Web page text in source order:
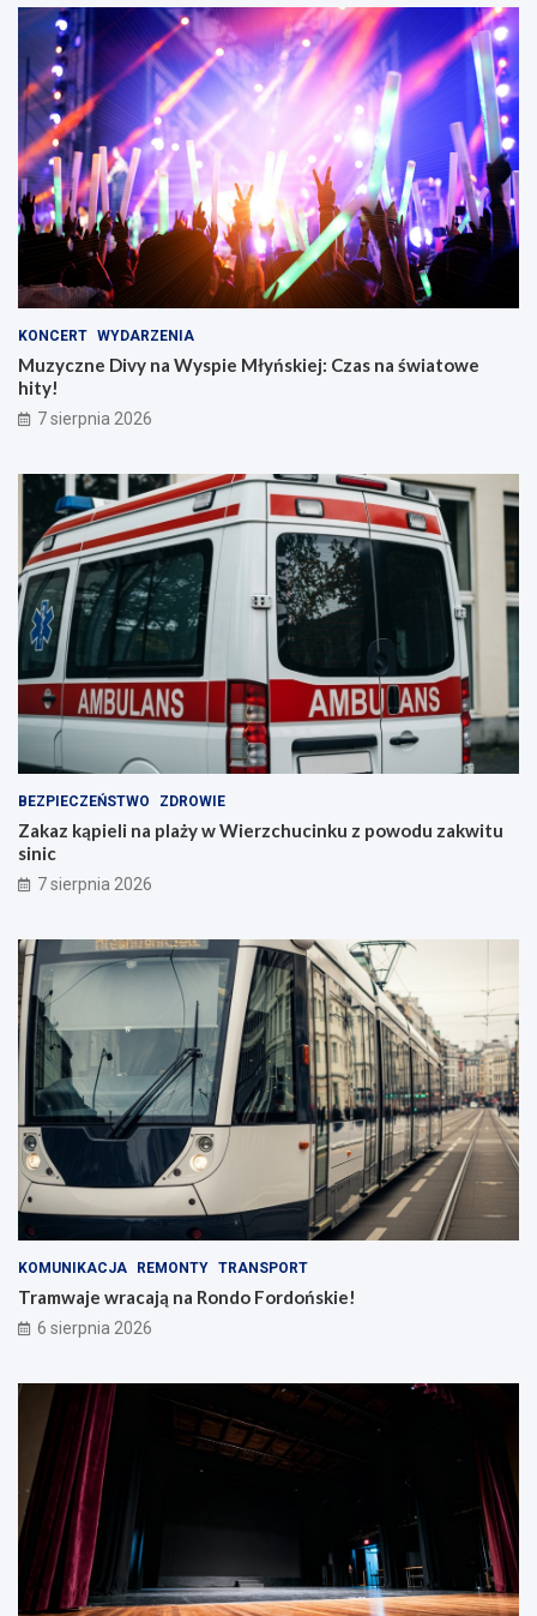
KONCERT WYDARZENIA
Muzyczne Divy na Wyspie Młyńskiej: Czas na światowe
hity!
7 sierpnia 2026
BEZPIECZEŃSTWO ZDROWIE
Zakaz kąpieli na plaży w Wierzchucinku z powodu zakwitu
sinic
7 sierpnia 2026
KOMUNIKACJA REMONTY TRANSPORT
Tramwaje wracają na Rondo Fordońskie!
6 sierpnia 2026